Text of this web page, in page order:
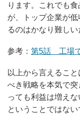
ります。これでも
が、トップ企業が
るのはかなり難しい
参考： 第5話 工場
以上から言えるこ
べき戦略を本気で
っても利益は増え
ということではない